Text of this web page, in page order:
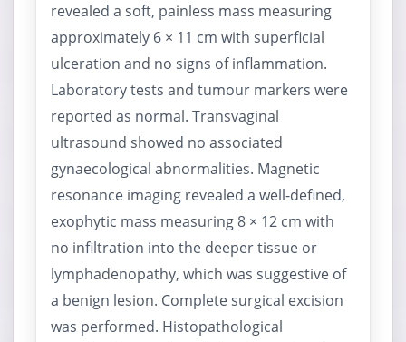
revealed a soft, painless mass measuring
approximately 6 × 11 cm with superficial
ulceration and no signs of inflammation.
Laboratory tests and tumour markers were
reported as normal. Transvaginal
ultrasound showed no associated
gynaecological abnormalities. Magnetic
resonance imaging revealed a well-defined,
exophytic mass measuring 8 × 12 cm with
no infiltration into the deeper tissue or
lymphadenopathy, which was suggestive of
a benign lesion. Complete surgical excision
was performed. Histopathological